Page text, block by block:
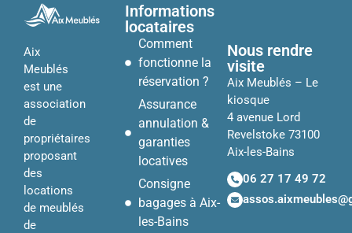
Aix
Meublés
est une
association
de
propriétaires
proposant
des
locations
de meublés
de
Informations
locataires
Comment
fonctionne la
réservation ?
Assurance
annulation &
garanties
locatives
Consigne
bagages à Aix-
les-Bains
Nous rendre
visite
Aix Meublés – Le
kiosque
4 avenue Lord
Revelstoke 73100
Aix-les-Bains
06 27 17 49 72